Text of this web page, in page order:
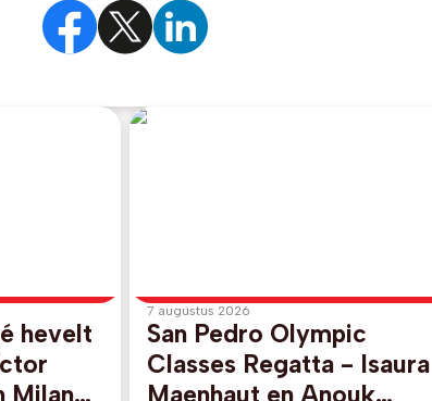
hevelt
Milan
7 augustus 2026
San Pedro Olympic
Classes Regatta - Isaura
Maenhaut en Anouk